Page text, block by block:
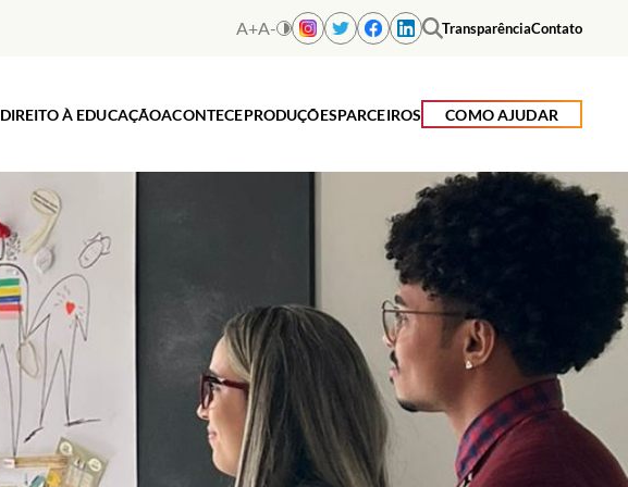
A+A- TransparênciaContato
DIREITO À EDUCAÇÃOACONTECEPRODUÇÕESPARCEIROS COMO AJUDAR